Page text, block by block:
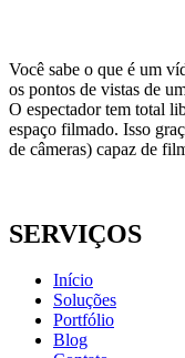
Você sabe o que é um
os pontos de vistas de
O espectador tem total
espaço filmado. Isso
de câmeras) capaz de
SERVIÇOS
Início
Soluções
Portfólio
Blog